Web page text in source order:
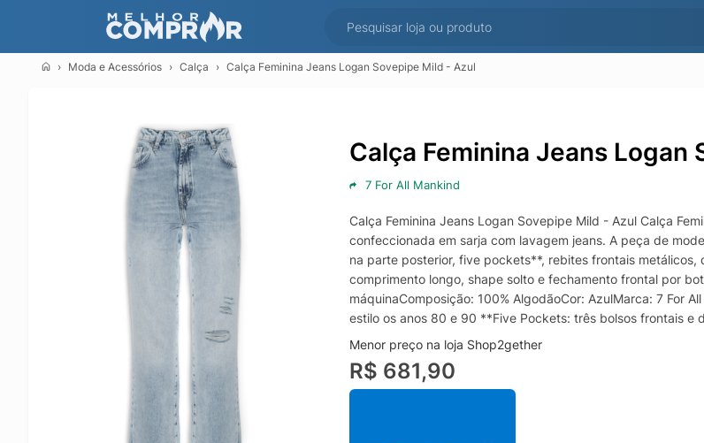
Moda e Acessórios Calça Calça Feminina Jeans Logan Sovepipe Mild - Azul
Calça Feminina Jeans Logan
7 For All Mankind
Calça Feminina Jeans Logan Sovepipe Mild - Azul Calça
confeccionada em sarja com lavagem jeans. A peça de
na parte posterior, five pockets**, rebites frontais
comprimento longo, shape solto e fechamento frontal por
máquinaComposição: 100% AlgodãoCor: AzulMarca: 7 For
estilo os anos 80 e 90 **Five Pockets: três bolsos frontais
Menor preço na loja Shop2gether
R$ 681,90